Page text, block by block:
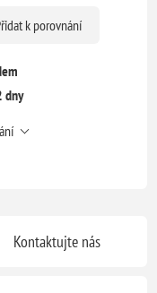
k porovnání
dny
Kontaktujte nás